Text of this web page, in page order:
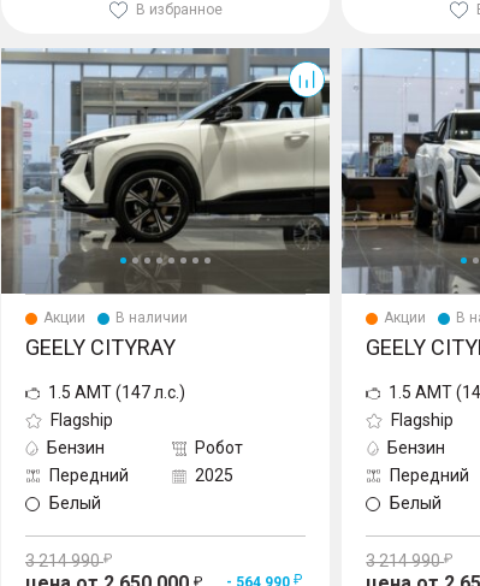
В избранное
Cityray
Акции В наличии
GEELY CITYRAY
1.5 AMT (147 л.с.)
Flagship
Бензин
Робот
Передний
2025
Белый
3 214 990
Акции В
GEELY
1.5 AMT
Flagship
Бензин
Передний
Белый
3 214 990